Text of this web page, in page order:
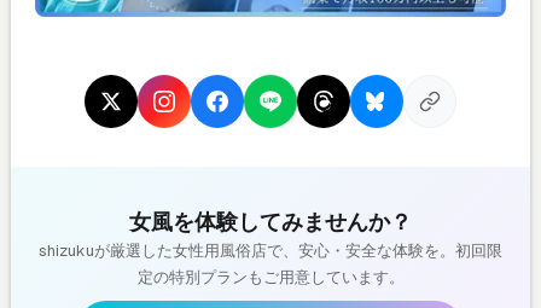
女風を体験してみませんか？
shizukuが厳選した女性用風俗店で、安心・安全な体験を。初回限
定の特別プランもご用意しています。